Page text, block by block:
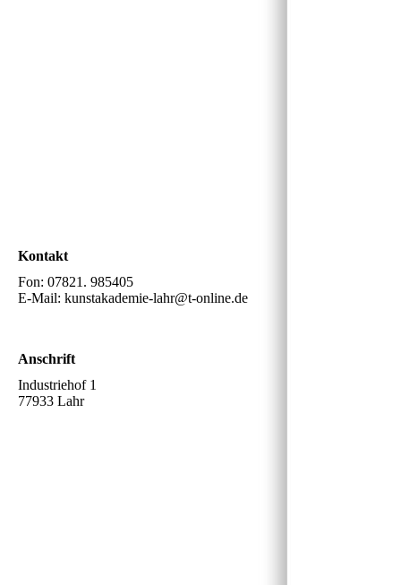
Kontakt
Fon: 07821. 985405
E-Mail: kunstakademie-lahr@t-online.de
Anschrift
Industriehof 1
77933 Lahr